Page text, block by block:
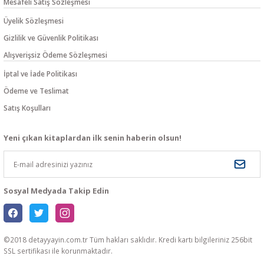
Üyelik Sözleşmesi
Gizlilik ve Güvenlik Politikası
Alışverişsiz Ödeme Sözleşmesi
İptal ve İade Politikası
Ödeme ve Teslimat
Satış Koşulları
Yeni çıkan kitaplardan ilk senin haberin olsun!
Sosyal Medyada Takip Edin
©2018 detayyayin.com.tr Tüm hakları saklıdır. Kredi kartı bilgileriniz 256bit
SSL sertifikası ile korunmaktadır.